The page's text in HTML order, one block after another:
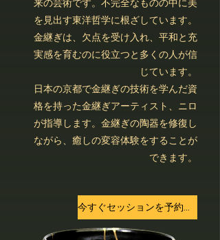
来の芸術です。不完全なものの中に美
を見出す東洋哲学に根ざしています。
金継ぎは、欠点を受け入れ、平和と充
実感を育むのに役立つと多くの人が信
じています。
日本の京都で金継ぎの技術を学んだ資
格を持った金継ぎアーティスト、ニロ
が指導します。金継ぎの陶器を修復し
ながら、癒しの変容体験をすることが
できます。
今すぐセッションを予約する